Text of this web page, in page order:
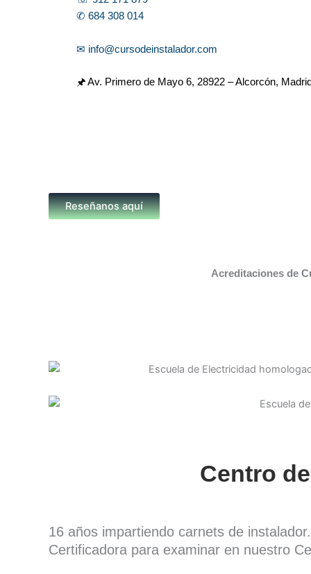
✆ 684 308 014
✉ info@cursodeinstalador.com
🖈 Av. Primero de Mayo 6, 28922 – Alcorcón,
Reseñanos aquí
Acreditaciones de
Centro
16 años impartiendo carnets de
Certificadora para examinar en nuestro